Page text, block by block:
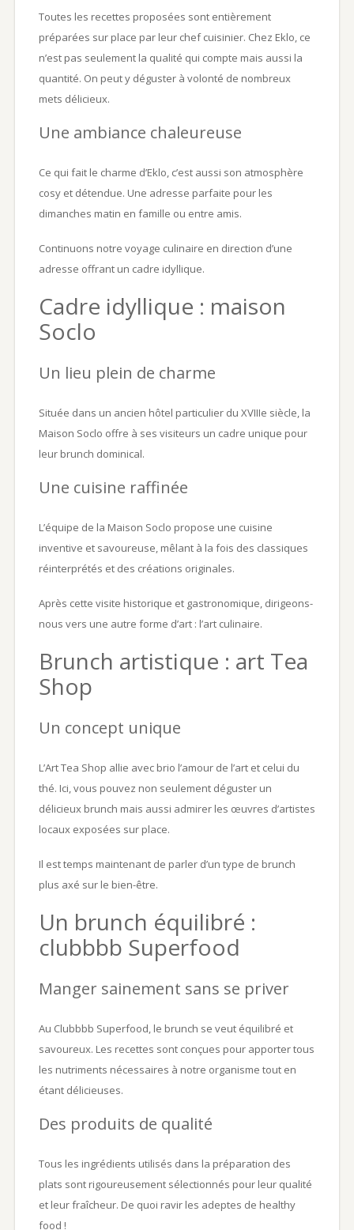
Toutes les recettes proposées sont entièrement
préparées sur place par leur chef cuisinier. Chez Eklo, ce
n’est pas seulement la qualité qui compte mais aussi la
quantité. On peut y déguster à volonté de nombreux
mets délicieux.
Une ambiance chaleureuse
Ce qui fait le charme d’Eklo, c’est aussi son atmosphère
cosy et détendue. Une adresse parfaite pour les
dimanches matin en famille ou entre amis.
Continuons notre voyage culinaire en direction d’une
adresse offrant un cadre idyllique.
Cadre idyllique : maison
Soclo
Un lieu plein de charme
Située dans un ancien hôtel particulier du XVIIIe siècle, la
Maison Soclo offre à ses visiteurs un cadre unique pour
leur brunch dominical.
Une cuisine raffinée
L’équipe de la Maison Soclo propose une cuisine
inventive et savoureuse, mêlant à la fois des classiques
réinterprétés et des créations originales.
Après cette visite historique et gastronomique, dirigeons-
nous vers une autre forme d’art : l’art culinaire.
Brunch artistique : art Tea
Shop
Un concept unique
L’Art Tea Shop allie avec brio l’amour de l’art et celui du
thé. Ici, vous pouvez non seulement déguster un
délicieux brunch mais aussi admirer les œuvres d’artistes
locaux exposées sur place.
Il est temps maintenant de parler d’un type de brunch
plus axé sur le bien-être.
Un brunch équilibré :
clubbbb Superfood
Manger sainement sans se priver
Au Clubbbb Superfood, le brunch se veut équilibré et
savoureux. Les recettes sont conçues pour apporter tous
les nutriments nécessaires à notre organisme tout en
étant délicieuses.
Des produits de qualité
Tous les ingrédients utilisés dans la préparation des
plats sont rigoureusement sélectionnés pour leur qualité
et leur fraîcheur. De quoi ravir les adeptes de healthy
food !